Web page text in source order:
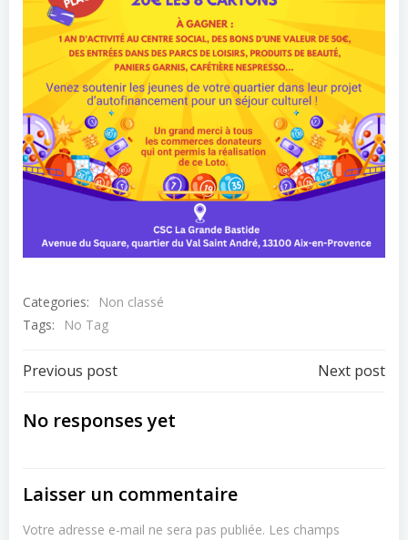
Categories:
Non classé
Tags:
No Tag
Post
navigation
Previous post Next post
No responses yet
Laisser un commentaire
Votre adresse e-mail ne sera pas publiée. Les champs